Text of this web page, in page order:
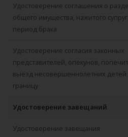
Удостоверение соглашения о
общего имущества, нажитого
период брака
Удостоверение согласия законных
представителей, опекунов,
выезд несовершеннолетних детей
границу
Удостоверение завещаний
Удостоверение завещания